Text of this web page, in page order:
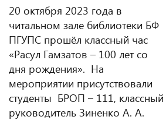
20 октября 2023 года в
читальном зале библиотеки БФ
ПГУПС прошёл классный час
«Расул Гамзатов – 100 лет со
дня рождения». На
мероприятии присутствовали
студенты БРОП – 111, классный
руководитель Зиненко А. А.